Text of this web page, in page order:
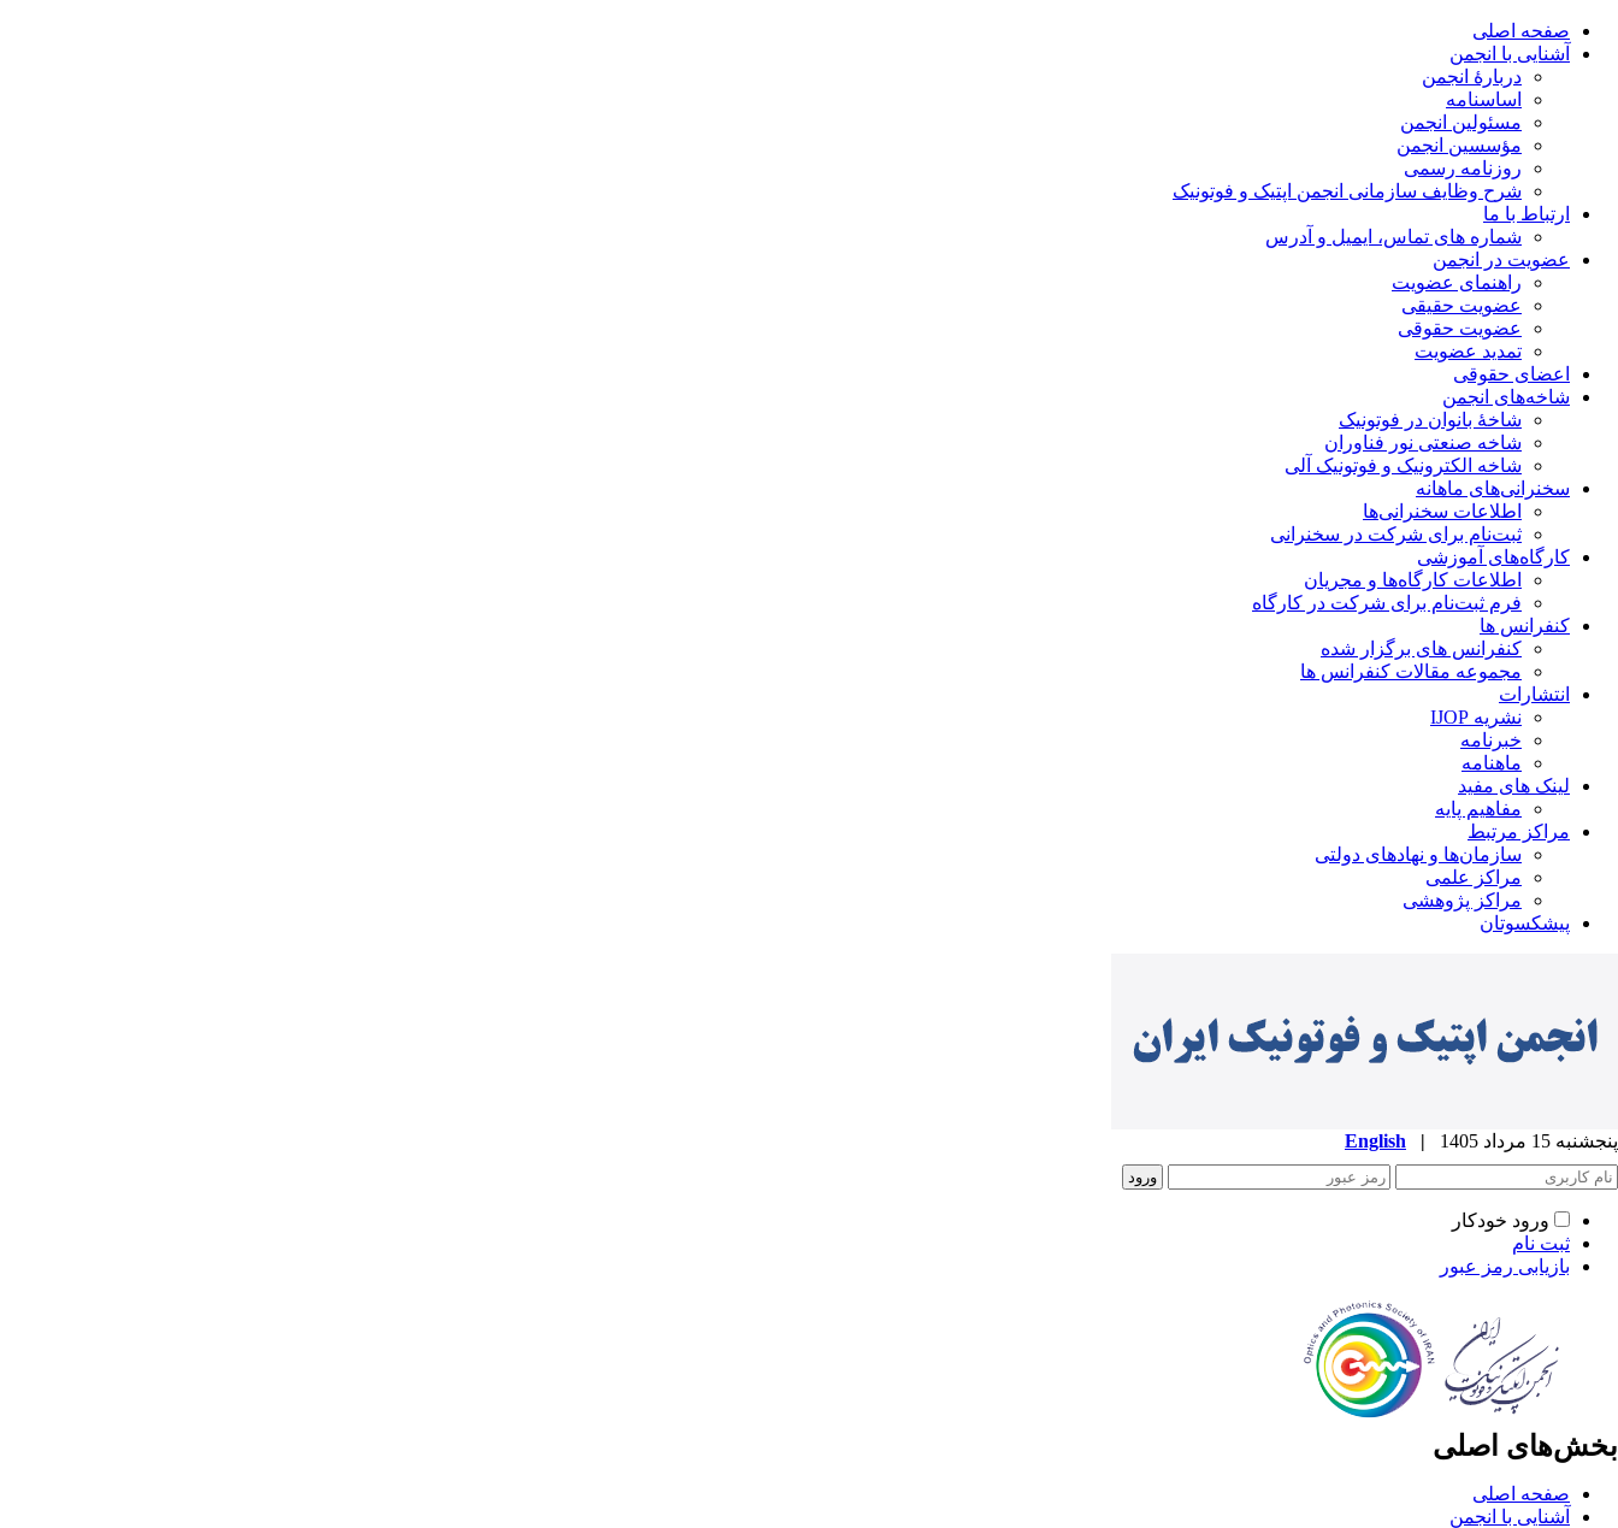
صفحه اصلی
آشنایی با انجمن
دربارۀ انجمن
اساسنامه
مسئولین انجمن
مؤسسین انجمن
روزنامه رسمی
شرح وظایف سازمانی انجمن اپتیک و فوتونیک
ارتباط با ما
شماره های تماس، ایمیل و آدرس
عضویت در انجمن
راهنمای عضویت
عضویت حقیقی
عضویت حقوقی
تمدید عضویت
اعضای حقوقی
شاخه‌های انجمن
شاخۀ بانوان در فوتونیک
شاخه صنعتی نور فناوران
شاخه‌ الکترونیک و فوتونیک آلی
سخنرانی‌های ماهانه
اطلاعات سخنرانی‌‌ها
ثبت‌نام برای شرکت در سخنرانی
کارگاه‌های آموزشی
اطلاعات کارگاه‌ها و مجریان
فرم ثبت‌نام برای شرکت در کارگاه
کنفرانس ها
کنفرانس های برگزار شده
مجموعه مقالات کنفرانس ها
انتشارات
نشریه IJOP
خبرنامه
ماهنامه
لینک های مفید
مفاهیم پایه
مراکز مرتبط
سازمان‌ها و نهادهای دولتی
مراکز علمی
مراکز پژوهشی
پیشکسوتان
پنجشنبه 15 مرداد 1405 |
English
ورود خودکار
ثبت نام
بازیابی رمز عبور
بخش‌های اصلی
صفحه اصلی
آشنایی با انجمن